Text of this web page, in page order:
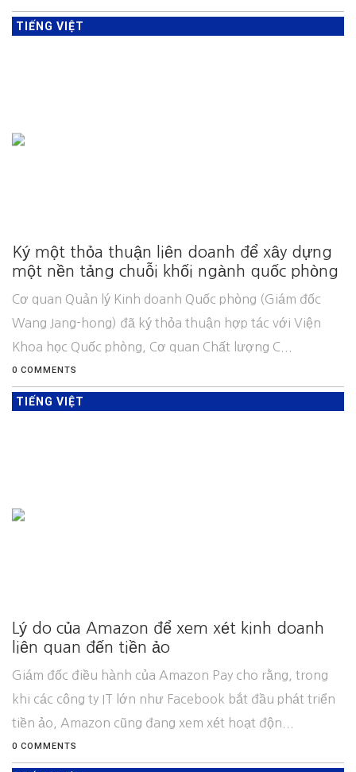
TIẾNG VIỆT
Ký một thỏa thuận liên doanh để xây dựng
một nền tảng chuỗi khối ngành quốc phòng
Cơ quan Quản lý Kinh doanh Quốc phòng (Giám đốc
Wang Jang-hong) đã ký thỏa thuận hợp tác với Viện
Khoa học Quốc phòng, Cơ quan Chất lượng C...
0 COMMENTS
TIẾNG VIỆT
Lý do của Amazon để xem xét kinh doanh
liên quan đến tiền ảo
Giám đốc điều hành của Amazon Pay cho rằng, trong
khi các công ty IT lớn như Facebook bắt đầu phát triển
tiền ảo, Amazon cũng đang xem xét hoạt độn...
0 COMMENTS